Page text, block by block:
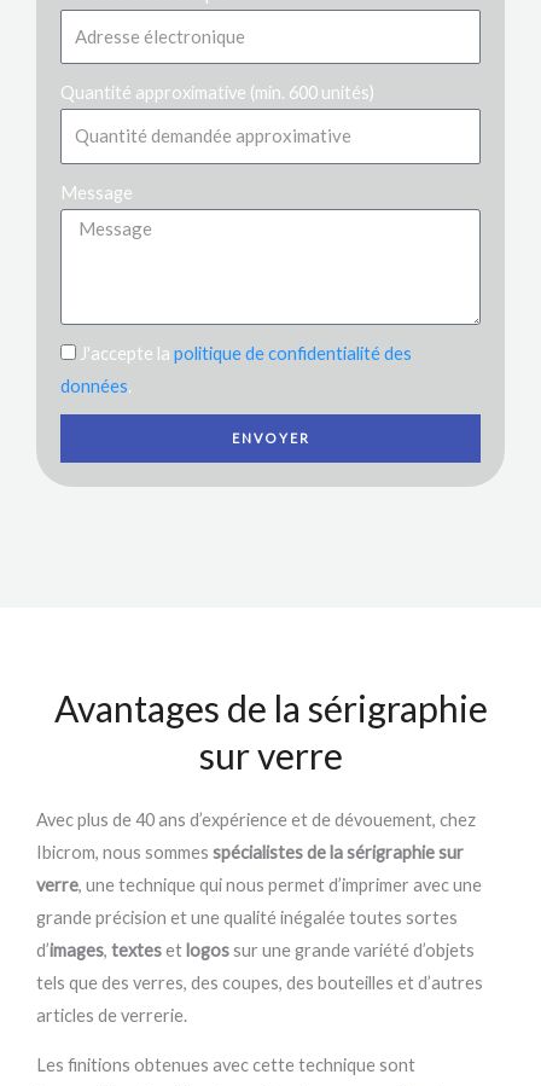
Quantité approximative (min. 600 unités)
Message
J'accepte la politique de confidentialité des
données.
ENVOYER
Avantages de la sérigraphie
sur verre
Avec plus de 40 ans d’expérience et de dévouement, chez
Ibicrom, nous sommes spécialistes de la sérigraphie sur
verre, une technique qui nous permet d’imprimer avec une
grande précision et une qualité inégalée toutes sortes
d’images, texteset logossur une grande variété d’objets
tels que des verres, des coupes, des bouteilles et d’autres
articles de verrerie.
Les finitions obtenues avec cette technique sont